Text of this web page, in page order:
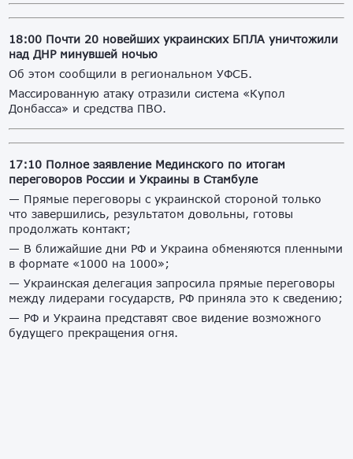
18:00 Почти 20 новейших украинских БПЛА уничтожили
над ДНР минувшей ночью
Об этом сообщили в региональном УФСБ.
Массированную атаку отразили система «Купол
Донбасса» и средства ПВО.
17:10 Полное заявление Мединского по итогам
переговоров России и Украины в Стамбуле
— Прямые переговоры с украинской стороной только
что завершились, результатом довольны, готовы
продолжать контакт;
— В ближайшие дни РФ и Украина обменяются пленными
в формате «1000 на 1000»;
— Украинская делегация запросила прямые переговоры
между лидерами государств, РФ приняла это к сведению;
— РФ и Украина представят свое видение возможного
будущего прекращения огня.